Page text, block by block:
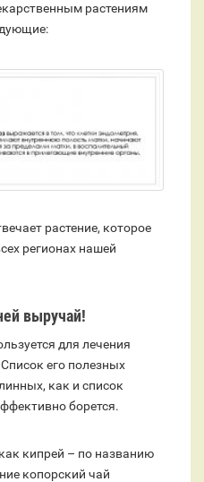
растениям
растение, которое
регионах нашей
выручай!
для лечения
его полезных
как и список
борется.
кипрей – по названию
копорский чай